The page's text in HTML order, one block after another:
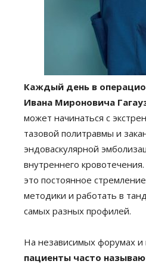
Каждый день в
Ивана Мироновича
может начинаться с
тазовой политравмы и
эндоваскулярной
внутреннего
это постоянное
методики и работать в
самых разных профилей.
На независимых форумах и
пациенты часто